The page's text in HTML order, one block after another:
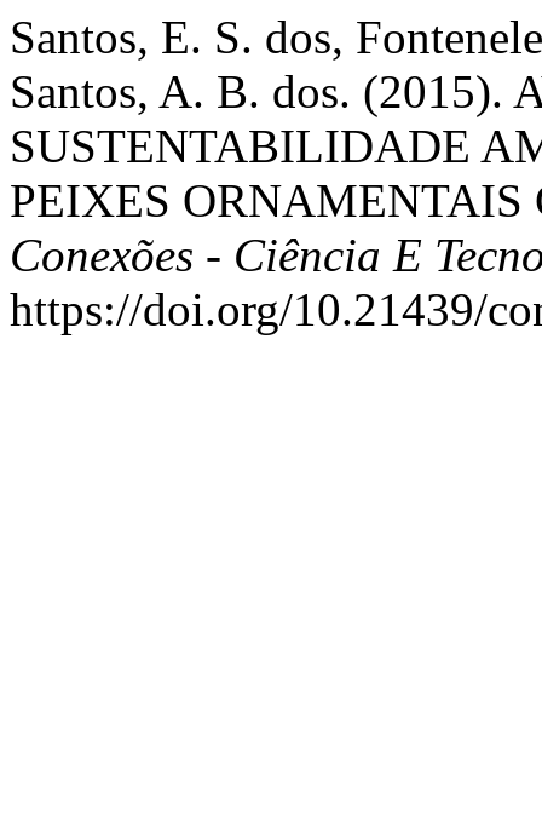
Santos, E. S. dos,
Santos, A. B. dos. (2015).
SUSTENTABILIDADE
PEIXES
Conexões - Ciência E
https://doi.org/10.21439/